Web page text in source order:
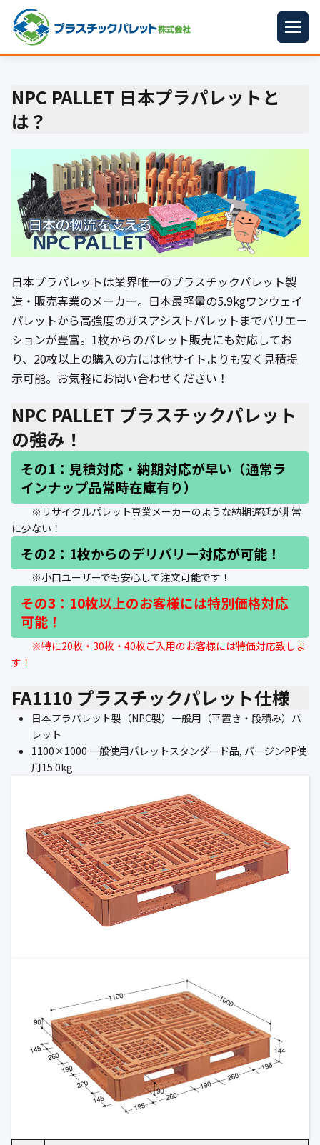
パレットサイズ
プラパレット
コンテナ
中古パレット
再生原料 ▼
イラン情勢まとめ ▼
公式ブログ
会社案内
🇺🇸🇰🇷🇹🇼🇻🇳
NPC PALLET 日本プラパレットと
は？
日本プラパレットは業界唯一のプラスチックパレット製
造・販売専業のメーカー。日本最軽量の5.9kgワンウェイ
パレットから高強度のガスアシストパレットまでバリエー
ションが豊富。1枚からのパレット販売にも対応してお
り、20枚以上の購入の方には他サイトよりも安く見積提
示可能。お気軽にお問い合わせください！
NPC PALLET プラスチックパレット
の強み！
その1：見積対応・納期対応が早い（通常ラ
インナップ品常時在庫有り）
※リサイクルパレット専業メーカーのような納期遅延が非常
に少ない！
その2：1枚からのデリバリー対応が可能！
※小口ユーザーでも安心して注文可能です！
その3：10枚以上のお客様には特別価格対応
可能！
※特に20枚・30枚・40枚ご入用のお客様には特価対応致しま
す！
FA1110 プラスチックパレット仕様
日本プラパレット製（NPC製）一般用（平置き・段積み）パ
レット
1100×1000 一般使用パレットスタンダード品, バージンPP使
用15.0kg